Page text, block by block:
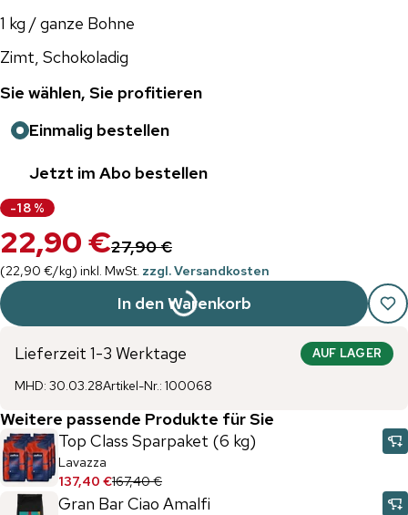
1 kg / ganze Bohne
Zimt, Schokoladig
Sie wählen, Sie profitieren
Einmalig bestellen
Jetzt im Abo bestellen
-18%
22,90 €27,90 €
(22,90 €/kg) inkl. MwSt. zzgl. Versandkosten
In den Warenkorb
Lieferzeit 1-3 Werktage AUF LAGER
MHD: 30.03.28Artikel-Nr.: 100068
Weitere passende Produkte für Sie
Top Class Sparpaket (6 kg)
Lavazza
137,40 €167,40 €
Gran Bar Ciao Amalfi